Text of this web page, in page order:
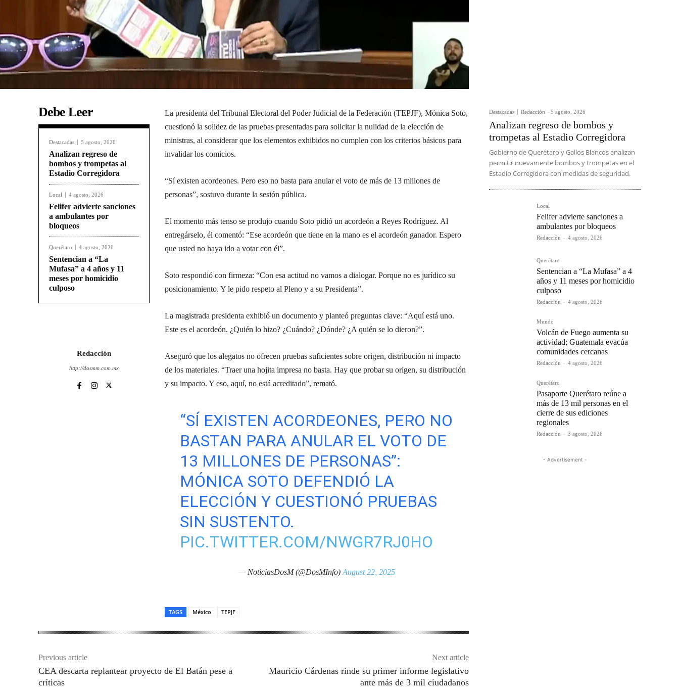
Debe Leer
Destacadas 5 agosto, 2026
Analizan regreso de
bombos y trompetas al
Estadio Corregidora
Local 4 agosto, 2026
Felifer advierte sanciones
a ambulantes por
bloqueos
Querétaro 4 agosto, 2026
Sentencian a “La
Mufasa” a 4 años y 11
meses por homicidio
culposo
Redacción
http://dosmm.com.mx
La presidenta del Tribunal Electoral del Poder Judicial de la Federación (TEPJF), Mónica Soto,
cuestionó la solidez de las pruebas presentadas para solicitar la nulidad de la elección de
ministras, al considerar que los elementos exhibidos no cumplen con los criterios básicos para
invalidar los comicios.
“Sí existen acordeones. Pero eso no basta para anular el voto de más de 13 millones de
personas”, sostuvo durante la sesión pública.
El momento más tenso se produjo cuando Soto pidió un acordeón a Reyes Rodríguez. Al
entregárselo, él comentó: “Ese acordeón que tiene en la mano es el acordeón ganador. Espero
que usted no haya ido a votar con él”.
Soto respondió con firmeza: “Con esa actitud no vamos a dialogar. Porque no es jurídico su
posicionamiento. Y le pido respeto al Pleno y a su Presidenta”.
La magistrada presidenta exhibió un documento y planteó preguntas clave: “Aquí está uno.
Este es el acordeón. ¿Quién lo hizo? ¿Cuándo? ¿Dónde? ¿A quién se lo dieron?”.
Aseguró que los alegatos no ofrecen pruebas suficientes sobre origen, distribución ni impacto
de los materiales. “Traer una hojita impresa no basta. Hay que probar su origen, su distribución
y su impacto. Y eso, aquí, no está acreditado”, remató.
“SÍ EXISTEN ACORDEONES, PERO NO
BASTAN PARA ANULAR EL VOTO DE
13 MILLONES DE PERSONAS”:
MÓNICA SOTO DEFENDIÓ LA
ELECCIÓN Y CUESTIONÓ PRUEBAS
SIN SUSTENTO.
PIC.TWITTER.COM/NWGR7RJ0HO
— NoticiasDosM (@DosMInfo) August 22, 2025
TAGS México TEPJF
Previous article
CEA descarta replantear proyecto de El Batán pese a
críticas
Next article
Mauricio Cárdenas rinde su primer informe legislativo
ante más de 3 mil ciudadanos
Destacadas Redacción - 5 agosto, 2026
Analizan regreso de bombos y
trompetas al Estadio Corregidora
Gobierno de Querétaro y Gallos Blancos analizan
permitir nuevamente bombos y trompetas en el
Estadio Corregidora con medidas de seguridad.
Local
Felifer advierte sanciones a
ambulantes por bloqueos
Redacción - 4 agosto, 2026
Querétaro
Sentencian a “La Mufasa” a 4
años y 11 meses por homicidio
culposo
Redacción - 4 agosto, 2026
Mundo
Volcán de Fuego aumenta su
actividad; Guatemala evacúa
comunidades cercanas
Redacción - 4 agosto, 2026
Querétaro
Pasaporte Querétaro reúne a
más de 13 mil personas en el
cierre de sus ediciones
regionales
Redacción - 3 agosto, 2026
- Advertisement -